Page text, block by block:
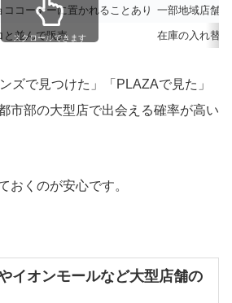
ココーナーに置かれることあり 一部地域店舗
と並んで販売 在庫の入れ替
スクロールできます
ズで見つけた」「PLAZAで見た」
市部の大型店で出会える確率が高い
おくのが安心です。
イオンモールなど大型店舗の